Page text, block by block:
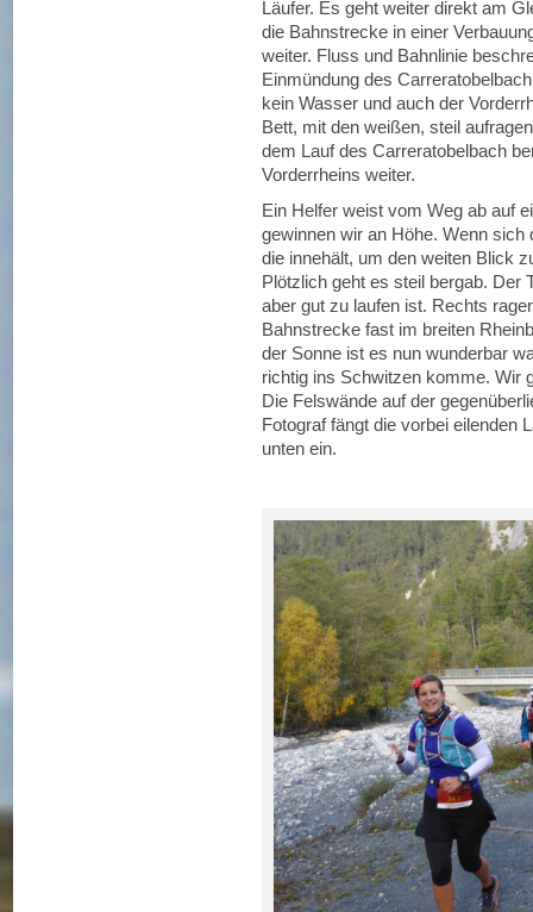
Läufer. Es geht weiter direkt am
die Bahnstrecke in einer
weiter. Fluss und Bahnlinie
Einmündung des
kein Wasser und auch der
Bett, mit den weißen, steil
dem Lauf des Carreratobelbach
Vorderrheins weiter.
Ein Helfer weist vom Weg ab auf
gewinnen wir an Höhe. Wenn
die innehält, um den weiten Blick
Plötzlich geht es steil bergab. Der
aber gut zu laufen ist. Rechts
Bahnstrecke fast im breiten
der Sonne ist es nun wunderbar
richtig ins Schwitzen komme. Wir
Die Felswände auf der
Fotograf fängt die vorbei eilenden
unten ein.